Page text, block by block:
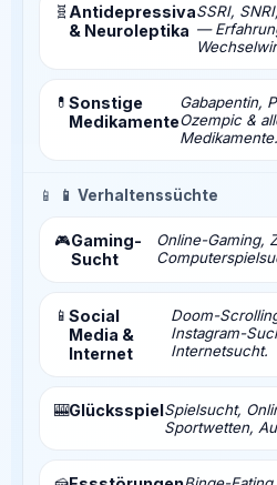
🧬 Antidepressiva
& Neuroleptika
SSRI,
—
💊 Sonstige
Medikamente
Gabapentin,
Ozempic &
Medikamente.
📱 📱 Verhaltenssüchte
🎮Gaming-
Sucht
Online-Gaming,
📱 Social
Media &
Internet
Doom-
Instagram-
Internetsucht.
🎰GlücksspielSpielsucht,
Sportwetten,